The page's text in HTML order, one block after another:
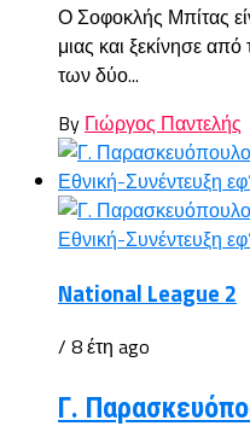
Ο Σοφοκλής Μπίτας
μιας και ξεκίνησε
των δύο...
By Γιώργος Παντελής
National League 2
/ 8 έτη ago
Γ.